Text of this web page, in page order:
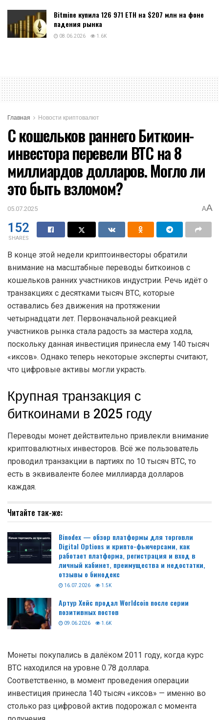
Bitmine купила 126 971 ETH на $207 млн на фоне
падения рынка
08.06.2026 1.6K
Главная Новости криптовалют
С кошельков раннего Биткоин-
инвестора перевели BTC на 8
миллиардов долларов. Могло ли
это быть взломом?
05.07.2025 AA
152
SHARES
В конце этой недели криптоинвесторы обратили
внимание на масштабные переводы биткоинов с
кошельков ранних участников индустрии. Речь идёт о
транзакциях с десятками тысяч BTC, которые
оставались без движения на протяжении
четырнадцати лет. Первоначальной реакцией
участников рынка стала радость за мастера ходла,
поскольку данная инвестиция принесла ему 140 тысяч
«иксов». Однако теперь некоторые эксперты считают,
что цифровые активы могли украсть.
Крупная транзакция с
биткоинами в 2025 году
Переводы монет действительно привлекли внимание
криптовалютных инвесторов. Всё же пользователь
проводил транзакции в партиях по 10 тысяч BTC, то
есть в эквиваленте более миллиарда долларов
каждая.
Читайте так-же:
Binodex — обзор платформы для торговли
Digital Options и крипто-фьючерсами, как
работает платформа, регистрация и вход в
личный кабинет, преимущества и недостатки,
отзывы о бинодекс
16.07.2026 1.5K
Артур Хейс продал Worldcoin после серии
позитивных постов
09.06.2026 1.6K
Монеты покупались в далёком 2011 году, когда курс
BTC находился на уровне 0.78 доллара.
Соответственно, в момент проведения операции
инвестиция принесла 140 тысяч «иксов» — именно во
столько раз цифровой актив подорожал с момента